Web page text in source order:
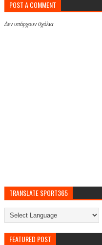
POST A COMMENT
Δεν υπάρχουν σχόλια
TRANSLATE SPORT365
FEATURED POST